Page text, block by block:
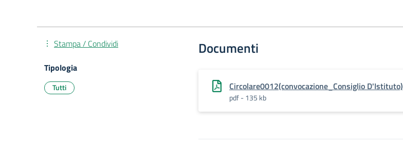
Documenti
Circolare0012(convocazione_Consiglio D'Istituto)
pdf - 135 kb
Stampa / Condividi
Tipologia
Tutti